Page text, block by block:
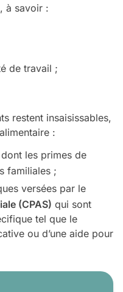
à savoir :
de travail ;
restent insaisissables,
:
les primes de
familiales ;
versées par le
(CPAS) qui sont
tel que le
ou d’une aide pour